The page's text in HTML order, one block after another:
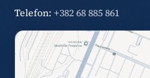
Telefon: +382 68 885 861